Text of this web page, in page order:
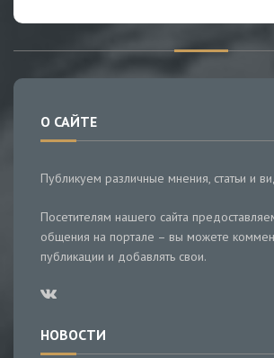
О САЙТЕ
Публикуем различные мнения, статьи и
Посетителям нашего сайта
общения на портале – вы можете
публикации и добавлять свои.
НОВОСТИ